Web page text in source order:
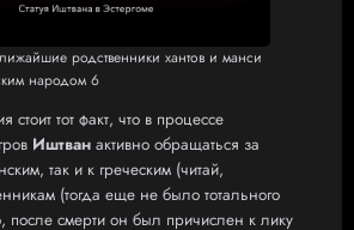
родственники хантов и манси
народом 6
тот факт, что в процессе
Иштван активно обращаться за
так и к греческим (читай,
(тогда еще не было тотального
после смерти он был причислен к лику